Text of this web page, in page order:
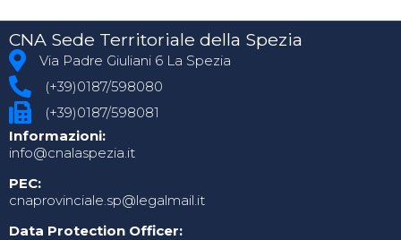
CNA Sede Territoriale della Spezia
Via Padre Giuliani 6 La Spezia
(+39)0187/598080
(+39)0187/598081
Informazioni:
info@cnalaspezia.it
PEC:
cnaprovinciale.sp@legalmail.it
Data Protection Officer: